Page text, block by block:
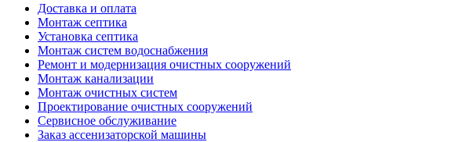
Доставка и оплата
Монтаж септика
Установка септика
Монтаж систем водоснабжения
Ремонт и модернизация очистных сооружений
Монтаж канализации
Монтаж очистных систем
Проектирование очистных сооружений
Сервисное обслуживание
Заказ ассенизаторской машины